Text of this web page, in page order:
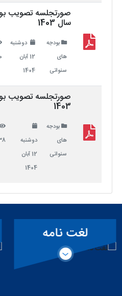
صورتجلسه تصویب
سال 1403
بودجه
های
سنواتی
دوشنبه
12 آبان
1404
صورتجلسه تصویب
1403
بودجه
های
سنواتی
دوشنبه
12 آبان
1404
لغت نامه
تخصصی سد